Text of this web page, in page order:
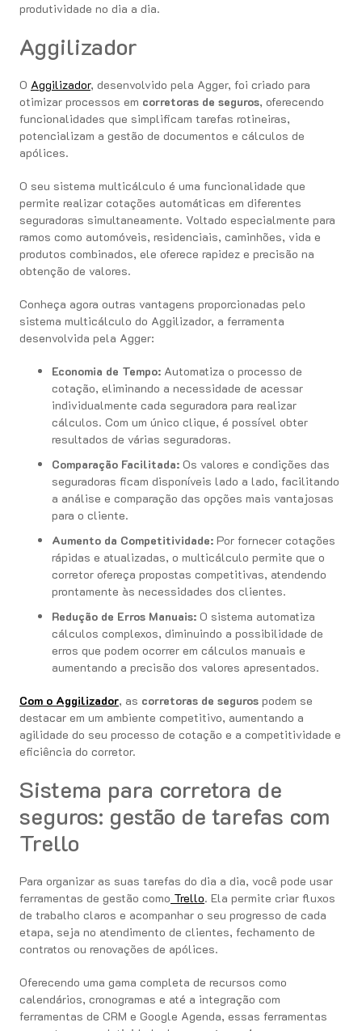
produtividade no dia a dia.
Aggilizador
O Aggilizador, desenvolvido pela Agger, foi criado para
otimizar processos em corretoras de seguros, oferecendo
funcionalidades que simplificam tarefas rotineiras,
potencializam a gestão de documentos e cálculos de
apólices.
O seu sistema multicálculo é uma funcionalidade que
permite realizar cotações automáticas em diferentes
seguradoras simultaneamente. Voltado especialmente para
ramos como automóveis, residenciais, caminhões, vida e
produtos combinados, ele oferece rapidez e precisão na
obtenção de valores.
Conheça agora outras vantagens proporcionadas pelo
sistema multicálculo do Aggilizador, a ferramenta
desenvolvida pela Agger:
Economia de Tempo: Automatiza o processo de
cotação, eliminando a necessidade de acessar
individualmente cada seguradora para realizar
cálculos. Com um único clique, é possível obter
resultados de várias seguradoras.
Comparação Facilitada: Os valores e condições das
seguradoras ficam disponíveis lado a lado, facilitando
a análise e comparação das opções mais vantajosas
para o cliente.
Aumento da Competitividade: Por fornecer cotações
rápidas e atualizadas, o multicálculo permite que o
corretor ofereça propostas competitivas, atendendo
prontamente às necessidades dos clientes.
Redução de Erros Manuais: O sistema automatiza
cálculos complexos, diminuindo a possibilidade de
erros que podem ocorrer em cálculos manuais e
aumentando a precisão dos valores apresentados.
Com o Aggilizador, as corretoras de seguros podem se
destacar em um ambiente competitivo, aumentando a
agilidade do seu processo de cotação e a competitividade e
eficiência do corretor.
Sistema para corretora de
seguros: gestão de tarefas com
Trello
Para organizar as suas tarefas do dia a dia, você pode usar
ferramentas de gestão como Trello. Ela permite criar fluxos
de trabalho claros e acompanhar o seu progresso de cada
etapa, seja no atendimento de clientes, fechamento de
contratos ou renovações de apólices.
Oferecendo uma gama completa de recursos como
calendários, cronogramas e até a integração com
ferramentas de CRM e Google Agenda, essas ferramentas